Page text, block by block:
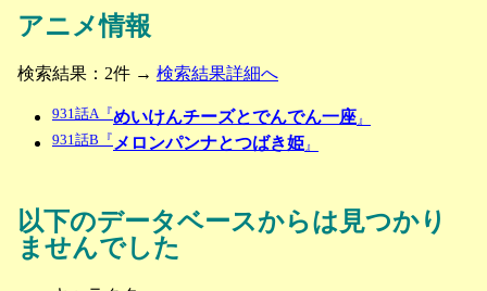
アニメ情報
検索結果：2件 → 検索結果詳細へ
931話A『 めいけんチーズとでんでん一座』
931話B『 メロンパンナとつばき姫』
以下のデータベースからは見つかり
ませんでした